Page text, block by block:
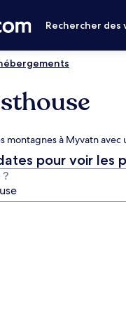
Rechercher des
montagnes à Myvatn avec
pour voir les